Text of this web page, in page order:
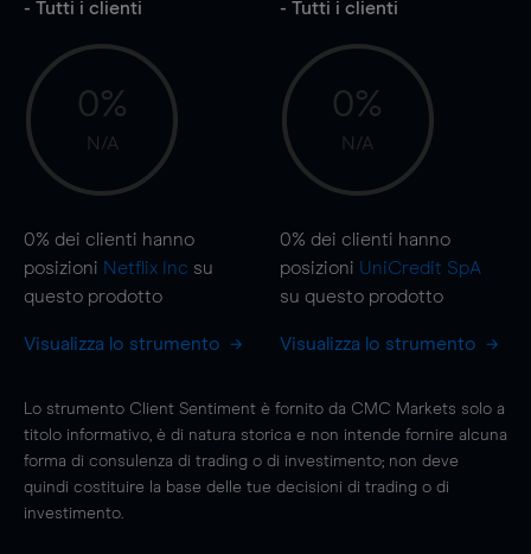
- Tutti i clienti
0%
N/A
0% dei clienti hanno
posizioni Netflix Inc su
questo prodotto
Visualizza lo strumento
- Tutti i clienti
0%
N/A
0% dei clienti hanno
posizioni UniCredit SpA
su questo prodotto
Visualizza lo strumento
Lo strumento Client Sentiment è fornito da CMC Markets solo a
titolo informativo, è di natura storica e non intende fornire alcuna
forma di consulenza di trading o di investimento; non deve
quindi costituire la base delle tue decisioni di trading o di
investimento.